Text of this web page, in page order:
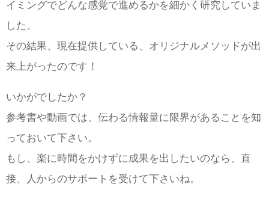
イミングでどんな感覚で進めるかを細かく研究していま
した。
その結果、現在提供している、オリジナルメソッドが出
来上がったのです！
いかがでしたか？
参考書や動画では、伝わる情報量に限界があることを知
っておいて下さい。
もし、楽に時間をかけずに成果を出したいのなら、直
接、人からのサポートを受けて下さいね。